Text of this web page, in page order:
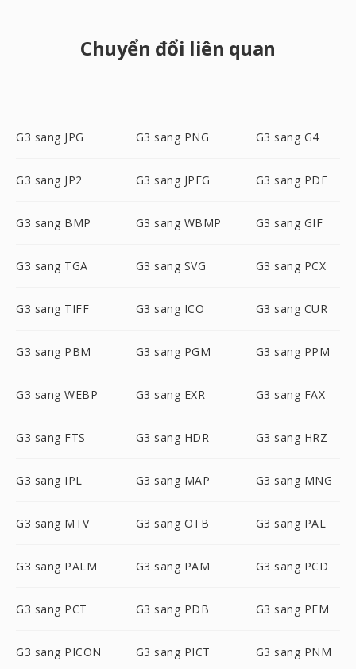
Chuyển đổi liên quan
G3 sang JPG G3 sang PNG G3 sang G4
G3 sang JP2 G3 sang JPEG G3 sang PDF
G3 sang BMP G3 sang WBMP G3 sang GIF
G3 sang TGA G3 sang SVG G3 sang PCX
G3 sang TIFF G3 sang ICO G3 sang CUR
G3 sang PBM G3 sang PGM G3 sang PPM
G3 sang WEBP G3 sang EXR G3 sang FAX
G3 sang FTS G3 sang HDR G3 sang HRZ
G3 sang IPL G3 sang MAP G3 sang MNG
G3 sang MTV G3 sang OTB G3 sang PAL
G3 sang PALM G3 sang PAM G3 sang PCD
G3 sang PCT G3 sang PDB G3 sang PFM
G3 sang PICON G3 sang PICT G3 sang PNM